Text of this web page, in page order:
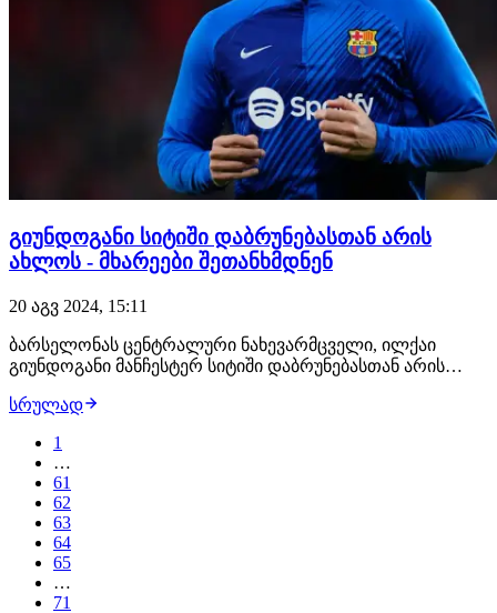
გიუნდოგანი სიტიში დაბრუნებასთან არის
ახლოს - მხარეები შეთანხმდნენ
20 აგვ 2024, 15:11
ბარსელონას ცენტრალური ნახევარმცველი, ილქაი
გიუნდოგანი მანჩესტერ სიტიში დაბრუნებასთან არის
"ქალაქელებში" 7 წელი გაატარა და მან კაპიტნის რანგში
მოიგო. იმის შემდეგ, გერმანიის ეროვნული გუნდის
მოთ…
სრულად
1
…
61
62
63
64
65
…
71